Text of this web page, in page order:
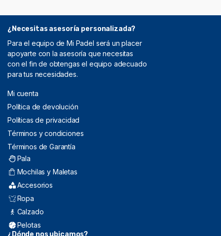
¿Necesitas asesoría personalizada?
Para el equipo de Mi Padel será un placer
apoyarte con la asesoría que necesitas
con el fin de obtengas el equipo adecuado
para tus necesidades.
Mi cuenta
Política de devolución
Políticas de privacidad
Términos y condiciones
Términos de Garantía
Pala
Mochilas y Maletas
Accesorios
Ropa
Calzado
Pelotas
¿Dónde nos ubicamos?